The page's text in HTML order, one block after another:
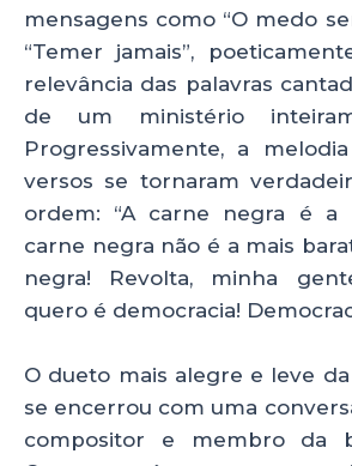
mensagens como “O medo
“Temer jamais”,
relevância das palavras
de um ministério
Progressivamente, a
versos se tornaram
ordem: “A carne negra é a
carne negra não é a mais
negra! Revolta, minha
quero é democracia!
O dueto mais alegre e leve
se encerrou com uma
compositor e membro da